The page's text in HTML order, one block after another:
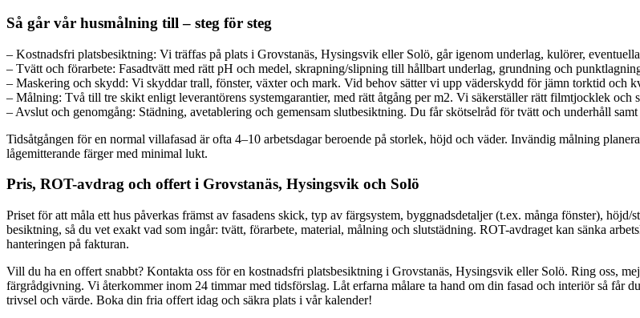
Så går vår husmålning till – steg för steg
– Kostnadsfri platsbesiktning: Vi träffas på plats i Grovstanäs, Hysingsvik eller Solö, går igenom underlag, kulörer,
– Tvätt och förarbete: Fasadtvätt med rätt pH och medel, skrapning/slipning till hållbart underlag, grundning och
– Maskering och skydd: Vi skyddar trall, fönster, växter och mark. Vid behov sätter vi upp väderskydd för jämn torktid och
– Målning: Två till tre skikt enligt leverantörens systemgarantier, med rätt åtgång per m2. Vi säkerställer rätt filmtjocklek
– Avslut och genomgång: Städning, avetablering och gemensam slutbesiktning. Du får skötselråd för tvätt och underhåll
Tidsåtgången för en normal villafasad är ofta 4–10 arbetsdagar beroende på storlek, höjd och väder. Invändig målning
lågemitterande färger med minimal lukt.
Pris, ROT-avdrag och offert i Grovstanäs, Hysingsvik och Solö
Priset för att måla ett hus påverkas främst av fasadens skick, typ av färgsystem, byggnadsdetaljer (t.ex. många fönster),
besiktning, så du vet exakt vad som ingår: tvätt, förarbete, material, målning och slutstädning. ROT-avdraget kan sänka
hanteringen på fakturan.
Vill du ha en offert snabbt? Kontakta oss för en kostnadsfri platsbesiktning i Grovstanäs, Hysingsvik eller Solö. Ring oss,
färgrådgivning. Vi återkommer inom 24 timmar med tidsförslag. Låt erfarna målare ta hand om din fasad och interiör så får
trivsel och värde. Boka din fria offert idag och säkra plats i vår kalender!